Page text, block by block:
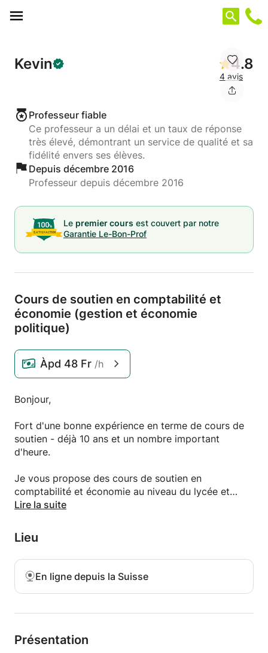
Kevin 4.8
4 avis
Professeur fiable
Ce professeur a un délai et un taux de réponse
très élevé, démontrant un service de qualité et sa
fidélité envers ses élèves.
Depuis décembre 2016
Professeur depuis décembre 2016
Le premier cours est couvert par notre
Garantie Le-Bon-Prof
Cours de soutien en comptabilité et
économie (gestion et économie
politique)
Àpd 48 Fr /h
Bonjour,
Fort d'une bonne expérience en terme de cours de
soutien - déjà 10 ans et un nombre important
d'heure.
Je vous propose des cours de soutien en
comptabilité et économie au niveau du lycée et
apprentissage.
Je vous aide à comprendre rapidement les
mécanismes de la comptabilité en vulgarisant un
maximum. Vous ferez des progrès en quelques
leçons .
Lire la suite
Lieu
En ligne depuis la Suisse
Présentation